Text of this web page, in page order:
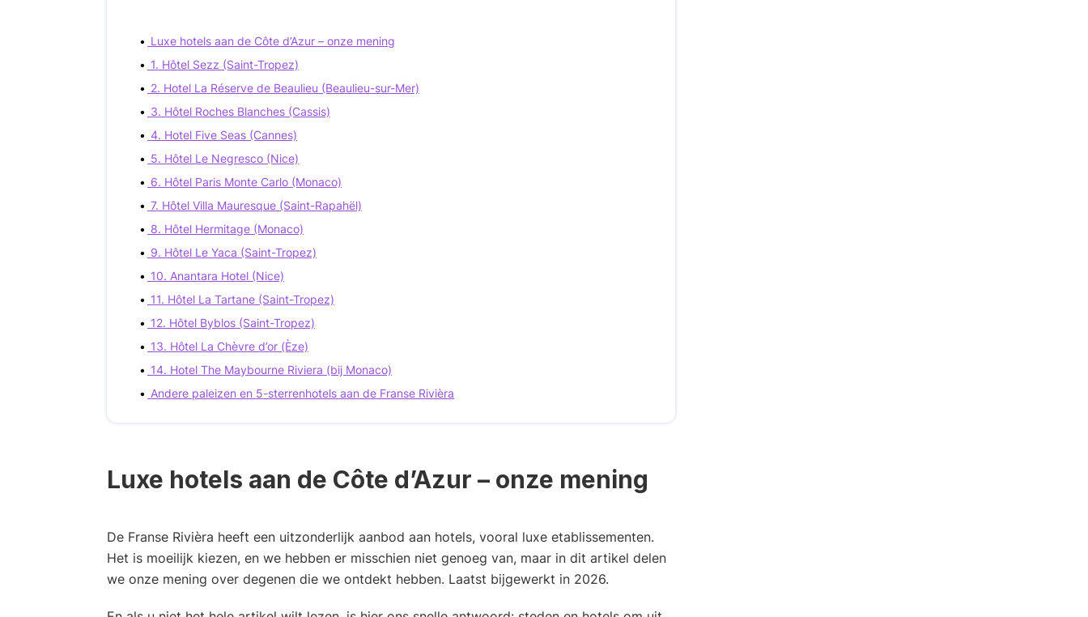
Luxe hotels aan de Côte d’Azur – onze mening
1. Hôtel Sezz (Saint-Tropez)
2. Hotel La Réserve de Beaulieu (Beaulieu-sur-Mer)
3. Hôtel Roches Blanches (Cassis)
4. Hotel Five Seas (Cannes)
5. Hôtel Le Negresco (Nice)
6. Hôtel Paris Monte Carlo (Monaco)
7. Hôtel Villa Mauresque (Saint-Rapahël)
8. Hôtel Hermitage (Monaco)
9. Hôtel Le Yaca (Saint-Tropez)
10. Anantara Hotel (Nice)
11. Hôtel La Tartane (Saint-Tropez)
12. Hôtel Byblos (Saint-Tropez)
13. Hôtel La Chèvre d’or (Èze)
14. Hotel The Maybourne Riviera (bij Monaco)
Andere paleizen en 5-sterrenhotels aan de Franse Rivièra
Luxe hotels aan de Côte d’Azur – onze mening
De Franse Rivièra heeft een uitzonderlijk aanbod aan hotels, vooral luxe etablissementen.
Het is moeilijk kiezen, en we hebben er misschien niet genoeg van, maar in dit artikel delen
we onze mening over degenen die we ontdekt hebben. Laatst bijgewerkt in 2026.